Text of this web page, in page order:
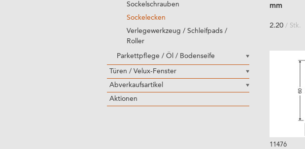
Sockelschrauben
Sockelecken
Verlegewerkzeug / Schleifpads /
Roller
Parkettpflege / Öl / Bodenseife
Türen / Velux-Fenster
Abverkaufsartikel
Aktionen
mm
2.20 / Stk.
11476